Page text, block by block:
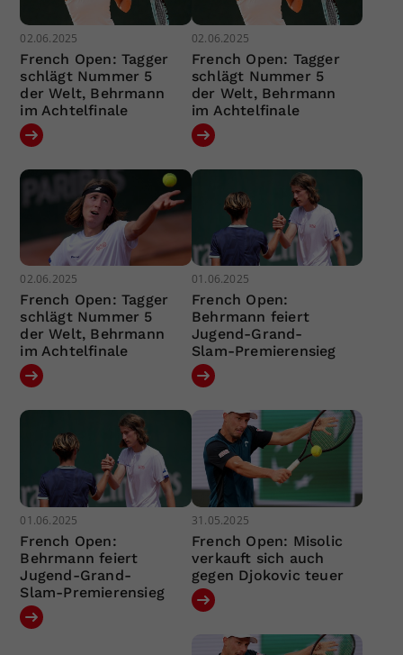
02.06.2025
French Open: Tagger
schlägt Nummer 5
der Welt, Behrmann
im Achtelfinale
02.06.2025
French Open: Tagger
schlägt Nummer 5
der Welt, Behrmann
im Achtelfinale
02.06.2025
French Open: Tagger
schlägt Nummer 5
der Welt, Behrmann
im Achtelfinale
01.06.2025
French Open:
Behrmann feiert
Jugend-Grand-
Slam-Premierensieg
01.06.2025
French Open:
Behrmann feiert
Jugend-Grand-
Slam-Premierensieg
31.05.2025
French Open: Misolic
verkauft sich auch
gegen Djokovic teuer